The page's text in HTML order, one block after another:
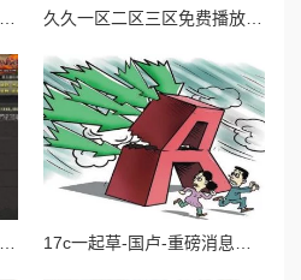
久久一区二区三区免费播放：最新影视资源上线，畅享无限精彩内容，尽在指尖轻松获取！
战国梦：深度解析孟尝君技能搭配与实战玩法攻略 17c一起草-国卢-重磅消息：引发市场震荡的政策变化即将出台，投资者需提前布局！